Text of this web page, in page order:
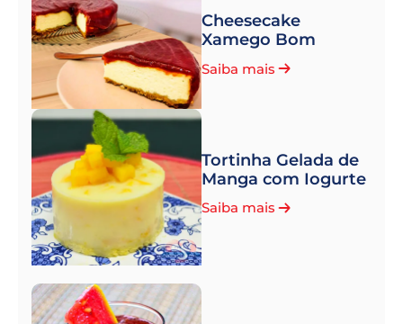
Cheesecake
Xamego Bom
Saiba mais
Tortinha Gelada de
Manga com Iogurte
Saiba mais